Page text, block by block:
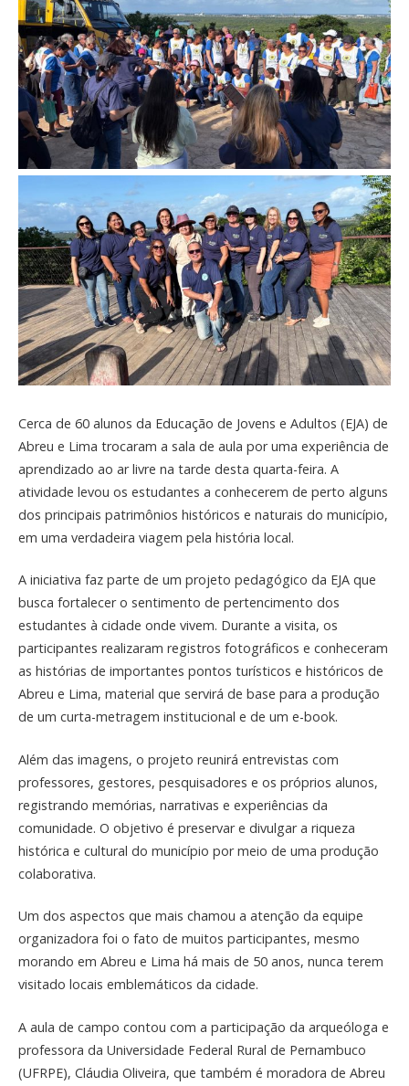
Cerca de 60 alunos da Educação de Jovens e Adultos (EJA) de
Abreu e Lima trocaram a sala de aula por uma experiência de
aprendizado ao ar livre na tarde desta quarta-feira. A
atividade levou os estudantes a conhecerem de perto alguns
dos principais patrimônios históricos e naturais do município,
em uma verdadeira viagem pela história local.
A iniciativa faz parte de um projeto pedagógico da EJA que
busca fortalecer o sentimento de pertencimento dos
estudantes à cidade onde vivem. Durante a visita, os
participantes realizaram registros fotográficos e conheceram
as histórias de importantes pontos turísticos e históricos de
Abreu e Lima, material que servirá de base para a produção
de um curta-metragem institucional e de um e-book.
Além das imagens, o projeto reunirá entrevistas com
professores, gestores, pesquisadores e os próprios alunos,
registrando memórias, narrativas e experiências da
comunidade. O objetivo é preservar e divulgar a riqueza
histórica e cultural do município por meio de uma produção
colaborativa.
Um dos aspectos que mais chamou a atenção da equipe
organizadora foi o fato de muitos participantes, mesmo
morando em Abreu e Lima há mais de 50 anos, nunca terem
visitado locais emblemáticos da cidade.
A aula de campo contou com a participação da arqueóloga e
professora da Universidade Federal Rural de Pernambuco
(UFRPE), Cláudia Oliveira, que também é moradora de Abreu